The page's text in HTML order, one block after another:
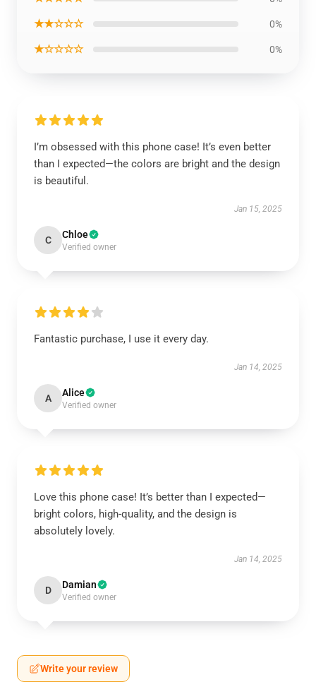
★★☆☆☆ 0%
★☆☆☆☆ 0%
I’m obsessed with this phone case! It’s even better
than I expected—the colors are bright and the design
is beautiful.
Jan 15, 2025
C Chloe
Verified owner
Fantastic purchase, I use it every day.
Jan 14, 2025
A Alice
Verified owner
Love this phone case! It’s better than I expected—
bright colors, high-quality, and the design is
absolutely lovely.
Jan 14, 2025
D Damian
Verified owner
Write your review